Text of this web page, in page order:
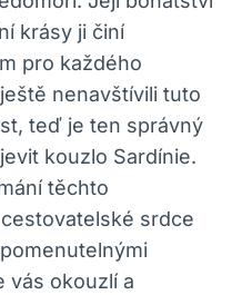
krásy ji činí
pro každého
nenavštívili tuto
teď je ten správný
kouzlo Sardínie.
těchto
srdce
vás okouzlí a